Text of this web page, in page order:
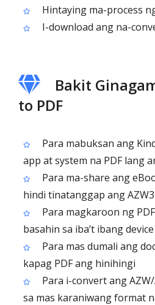
Hintaying ma-process
I-download ang na-
Bakit
to PDF
Para mabuksan ang
app at system na PDF lang
Para ma-share ang
hindi tinatanggap ang AZW3
Para magkaroon ng
basahin sa iba’t ibang device
Para mas dumali ang
kapag PDF ang hinihingi
Para i-convert ang
sa mas karaniwang format